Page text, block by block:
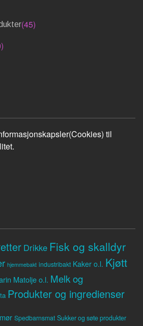
(45)
til
Drikke Fisk og skalldyr
hjemmebakt industribakt Kaker o.l. Kjøtt
Matolje o.l. Melk og
Produkter og ingredienser
Spedbarnsmat Sukker og søte produkter